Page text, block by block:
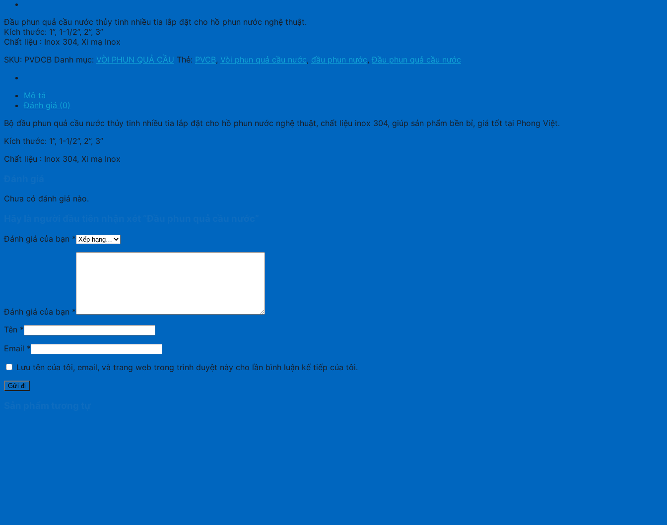
Đầu phun quả cầu nước thủy tinh nhiều tia lắp đặt cho hồ phun nước nghệ thuật.
Kích thước: 1”, 1-1/2”, 2”, 3”
Chất liệu : Inox 304, Xi mạ Inox
SKU: PVDCB Danh mục: VÒI PHUN QUẢ CẦU Thẻ: PVCB, Vòi phun quả cầu nước, đầu phun nước, Đầu phun quả cầu nước
Mô tả
Đánh giá (0)
Bộ đầu phun quả cầu nước thủy tinh nhiều tia lắp đặt cho hồ phun nước nghệ thuật, chất liệu inox 304, giúp sản phẩm bền bỉ, giá tốt tại Phong Việt.
Kích thước: 1”, 1-1/2”, 2”, 3”
Chất liệu : Inox 304, Xi mạ Inox
Chưa có đánh giá nào.
Đánh giá của bạn *
Đánh giá của bạn *
Tên *
Email *
Lưu tên của tôi, email, và trang web trong trình duyệt này cho lần bình luận kế tiếp của tôi.